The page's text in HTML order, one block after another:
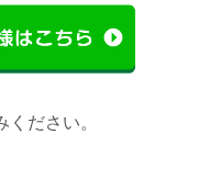
ください。